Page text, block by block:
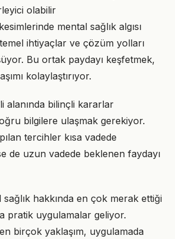
olabilir
mental sağlık algısı
ihtiyaçlar ve çözüm yolları
Bu ortak paydayı keşfetmek,
kolaylaştırıyor.
alanında bilinçli kararlar
bilgilere ulaşmak gerekiyor.
tercihler kısa vadede
de uzun vadede beklenen faydayı
sağlık hakkında en çok merak ettiği
pratik uygulamalar geliyor.
birçok yaklaşım, uygulamada